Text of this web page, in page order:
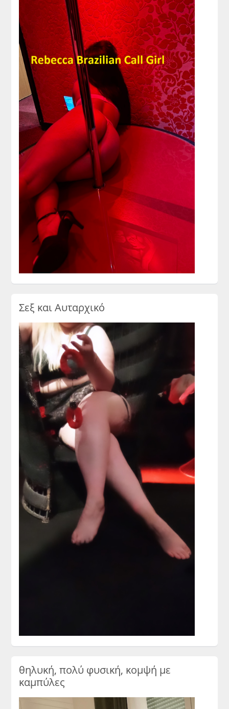
Σεξ και Αυταρχικό
θηλυκή, πολύ φυσική, κομψή με
καμπύλες